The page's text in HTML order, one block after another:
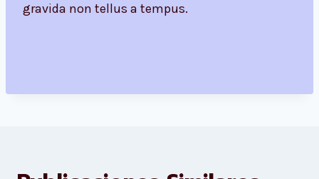
gravida non tellus a tempus.